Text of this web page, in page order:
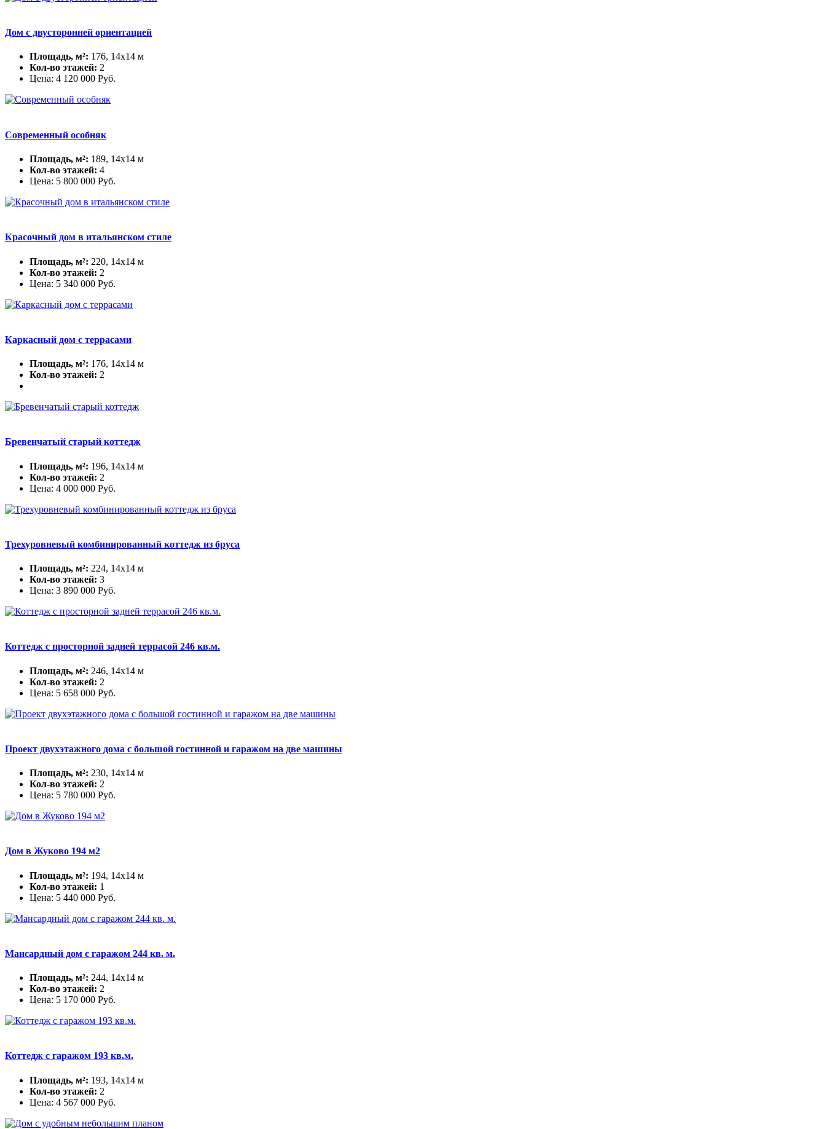
Дом с двусторонней ориентацией
Площадь, м²: 176, 14х14 м
Кол-во этажей: 2
Цена: 4 120 000 Руб.
Современный особняк
Площадь, м²: 189, 14х14 м
Кол-во этажей: 4
Цена: 5 800 000 Руб.
Красочный дом в итальянском стиле
Площадь, м²: 220, 14х14 м
Кол-во этажей: 2
Цена: 5 340 000 Руб.
Каркасный дом с террасами
Площадь, м²: 176, 14х14 м
Кол-во этажей: 2
Бревенчатый старый коттедж
Площадь, м²: 196, 14х14 м
Кол-во этажей: 2
Цена: 4 000 000 Руб.
Трехуровневый комбинированный коттедж из бруса
Площадь, м²: 224, 14х14 м
Кол-во этажей: 3
Цена: 3 890 000 Руб.
Коттедж с просторной задней террасой 246 кв.м.
Площадь, м²: 246, 14х14 м
Кол-во этажей: 2
Цена: 5 658 000 Руб.
Проект двухэтажного дома с большой гостинной и гаражом на две машины
Площадь, м²: 230, 14х14 м
Кол-во этажей: 2
Цена: 5 780 000 Руб.
Дом в Жуково 194 м2
Площадь, м²: 194, 14х14 м
Кол-во этажей: 1
Цена: 5 440 000 Руб.
Мансардный дом с гаражом 244 кв. м.
Площадь, м²: 244, 14х14 м
Кол-во этажей: 2
Цена: 5 170 000 Руб.
Коттедж с гаражом 193 кв.м.
Площадь, м²: 193, 14х14 м
Кол-во этажей: 2
Цена: 4 567 000 Руб.